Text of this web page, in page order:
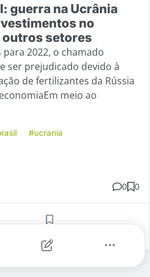
guerra na Ucrânia
no
outros setores
2022, o chamado
ser prejudicado devido à
de fertilizantes da Rússia
meio ao
#ucrania
0 0